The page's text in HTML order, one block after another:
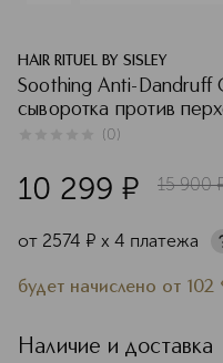
HAIR RITUEL BY SISLEY
Soothing Anti-Dandruff
сыворотка против
(0)
10 299 ¤ 15 900
от 2574 ¤ х 4 платежа
будет начислено от 102
Наличие и доставка